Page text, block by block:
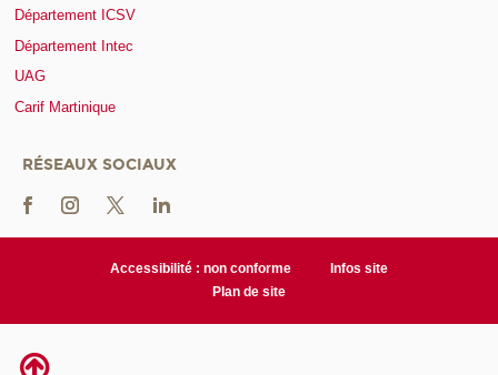
Département ICSV
Département Intec
UAG
Carif Martinique
RÉSEAUX SOCIAUX
Accessibilité : non conforme
Infos site
Plan de site